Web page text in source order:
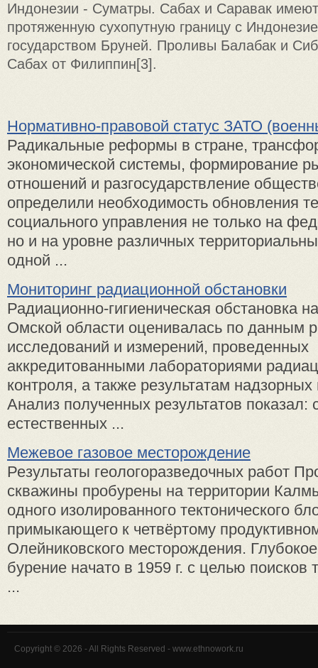
Индонезии - Суматры. Сабах и Саравак
протяженную сухопутную границу с
государством Бруней. Проливы Балабак и
Сабах от Филиппин[3].
Нормативно-правовой статус ЗАТО
Радикальные реформы в стране,
экономической системы, формирование
отношений и разгосударствление
определили необходимость обновления
социального управления не только на
но и на уровне различных
одной ...
Мониторинг радиационной обстановки
Радиационно-гигиеническая обстановка
Омской области оценивалась по данным
исследований и измерений, проведенных
аккредитованными лабораториями
контроля, а также результатам
Анализ полученных результатов показал:
естественных ...
Межевое газовое месторождение
Результаты геологоразведочных работ
скважины пробурены на территории
одного изолированного тектонического
примыкающего к четвёртому
Олейниковского месторождения.
бурение начато в 1959 г. с целью поисков
...
Copyright © 2026 - All Rights Reserved - www.ethnowork.ru